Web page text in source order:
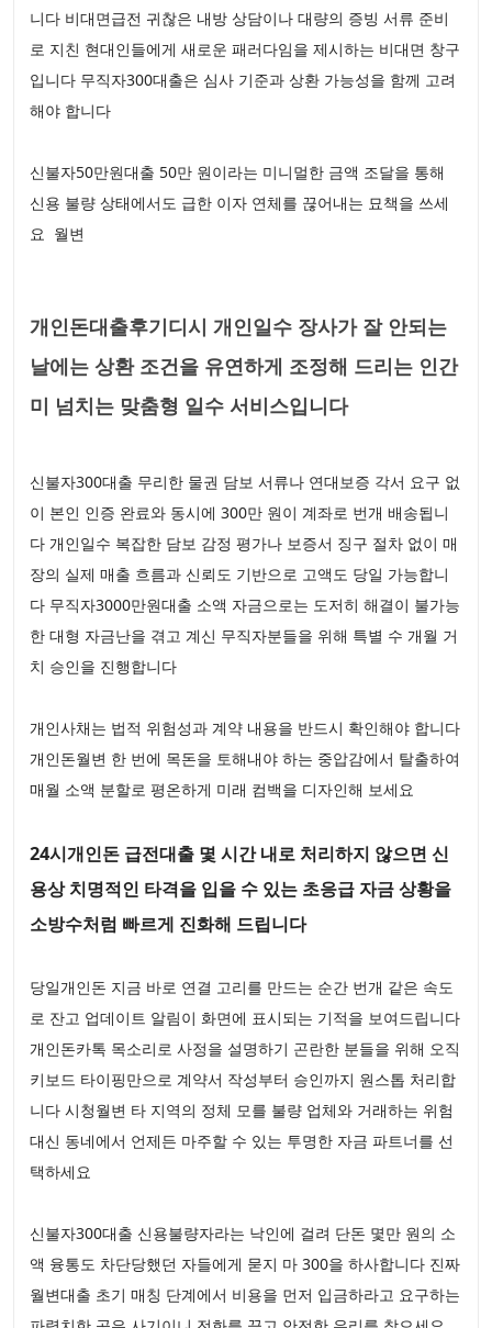
니다 비대면급전 귀찮은 내방 상담이나 대량의 증빙 서류 준비
로 지친 현대인들에게 새로운 패러다임을 제시하는 비대면 창구
입니다 무직자300대출은 심사 기준과 상환 가능성을 함께 고려
해야 합니다
신불자50만원대출 50만 원이라는 미니멀한 금액 조달을 통해
신용 불량 상태에서도 급한 이자 연체를 끊어내는 묘책을 쓰세
요 월변
개인돈대출후기디시 개인일수 장사가 잘 안되는
날에는 상환 조건을 유연하게 조정해 드리는 인간
미 넘치는 맞춤형 일수 서비스입니다
신불자300대출 무리한 물권 담보 서류나 연대보증 각서 요구 없
이 본인 인증 완료와 동시에 300만 원이 계좌로 번개 배송됩니
다 개인일수 복잡한 담보 감정 평가나 보증서 징구 절차 없이 매
장의 실제 매출 흐름과 신뢰도 기반으로 고액도 당일 가능합니
다 무직자3000만원대출 소액 자금으로는 도저히 해결이 불가능
한 대형 자금난을 겪고 계신 무직자분들을 위해 특별 수 개월 거
치 승인을 진행합니다
개인사채는 법적 위험성과 계약 내용을 반드시 확인해야 합니다
개인돈월변 한 번에 목돈을 토해내야 하는 중압감에서 탈출하여
매월 소액 분할로 평온하게 미래 컴백을 디자인해 보세요
24시개인돈 급전대출 몇 시간 내로 처리하지 않으면 신
용상 치명적인 타격을 입을 수 있는 초응급 자금 상황을
소방수처럼 빠르게 진화해 드립니다
당일개인돈 지금 바로 연결 고리를 만드는 순간 번개 같은 속도
로 잔고 업데이트 알림이 화면에 표시되는 기적을 보여드립니다
개인돈카톡 목소리로 사정을 설명하기 곤란한 분들을 위해 오직
키보드 타이핑만으로 계약서 작성부터 승인까지 원스톱 처리합
니다 시청월변 타 지역의 정체 모를 불량 업체와 거래하는 위험
대신 동네에서 언제든 마주할 수 있는 투명한 자금 파트너를 선
택하세요
신불자300대출 신용불량자라는 낙인에 걸려 단돈 몇만 원의 소
액 융통도 차단당했던 자들에게 묻지 마 300을 하사합니다 진짜
월변대출 초기 매칭 단계에서 비용을 먼저 입금하라고 요구하는